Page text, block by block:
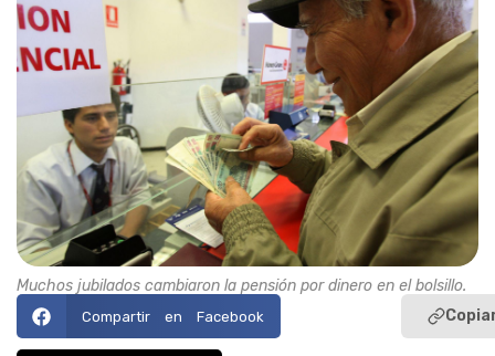
Muchos jubilados cambiaron la pensión por dinero en el bolsillo.
Compartir en Facebook